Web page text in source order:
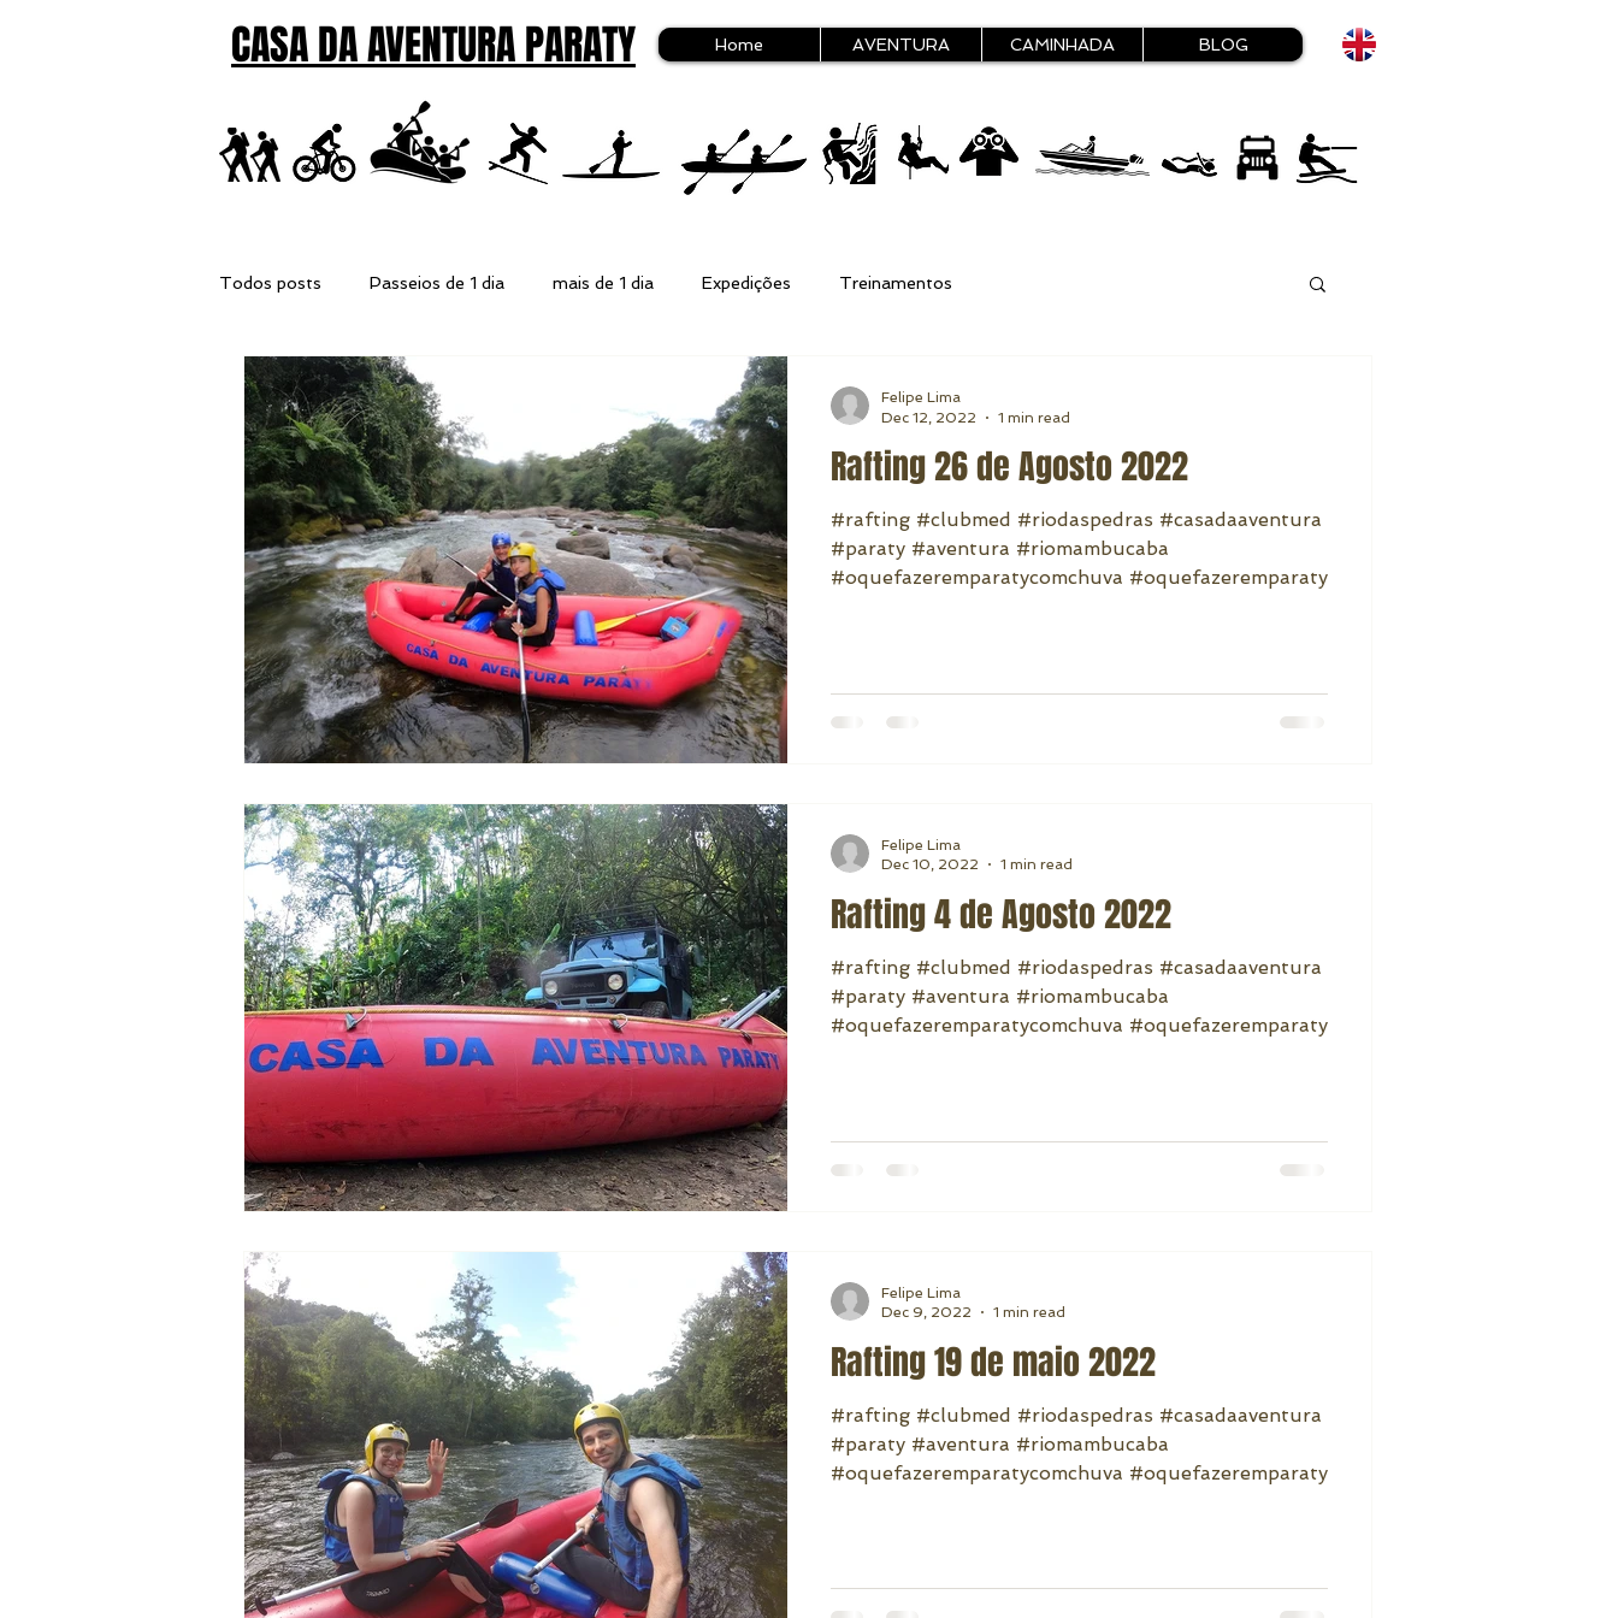
CASA DA AVENTURA PARATY Home AVENTURA CAMINHADA BLOG
Todos posts Passeios de 1 dia mais de 1 dia Expedições Treinamentos
Rafting 26 de Agosto 2022
#rafting #clubmed #riodaspedras #casadaaventura
#paraty #aventura #riomambucaba
#oquefazeremparatycomchuva #oquefazeremparaty
Felipe Lima
Dec 12, 2022
1 min read
Rafting 4 de Agosto 2022
#rafting #clubmed #riodaspedras #casadaaventura
#paraty #aventura #riomambucaba
#oquefazeremparatycomchuva #oquefazeremparaty
Felipe Lima
Dec 10, 2022
1 min read
Rafting 19 de maio 2022
#rafting #clubmed #riodaspedras #casadaaventura
#paraty #aventura #riomambucaba
#oquefazeremparatycomchuva #oquefazeremparaty
Felipe Lima
Dec 9, 2022
1 min read